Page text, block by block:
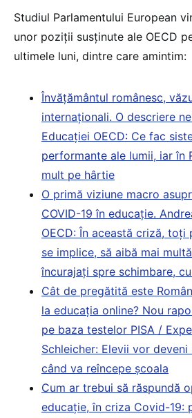
Studiul Parlamentului European
unor poziții susținute ale OECD
ultimele luni, dintre care amintim:
Învățământul românesc,
internaționali. O descriere
Educației OECD: Ce fac
performante ale lumii, iar în
mult pe hârtie
O primă viziune macro
COVID-19 în educație.
OECD: În această criză,
se implice, să aibă mai
încurajați spre schimbare,
Cât de pregătită este
la educația online? Nou
pe baza testelor PISA /
Schleicher: Elevii vor
când va reîncepe școala
Cum ar trebui să răspundă
educație, în criza Covid-19: